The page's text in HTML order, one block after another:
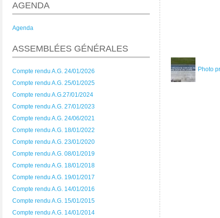
AGENDA
Agenda
ASSEMBLÉES GÉNÉRALES
Compte rendu A.G. 24/01/2026
Compte rendu A.G. 25/01/2025
Compte rendu A.G.27/01/2024
Compte rendu A.G. 27/01/2023
Compte rendu A.G. 24/06/2021
Compte rendu A.G. 18/01/2022
Compte rendu A.G. 23/01/2020
Compte rendu A.G. 08/01/2019
Compte rendu A.G. 18/01/2018
Compte rendu A.G. 19/01/2017
Compte rendu A.G. 14/01/2016
Compte rendu A.G. 15/01/2015
Compte rendu A.G. 14/01/2014
Photo